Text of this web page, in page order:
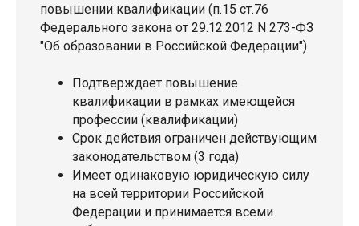
повышении квалификации (п.15 ст.76
Федерального закона от 29.12.2012 N 273-ФЗ
"Об образовании в Российской Федерации")
Подтверждает повышение
квалификации в рамках имеющейся
профессии (квалификации)
Срок действия ограничен действующим
законодательством (3 года)
Имеет одинаковую юридическую силу
на всей территории Российской
Федерации и принимается всеми